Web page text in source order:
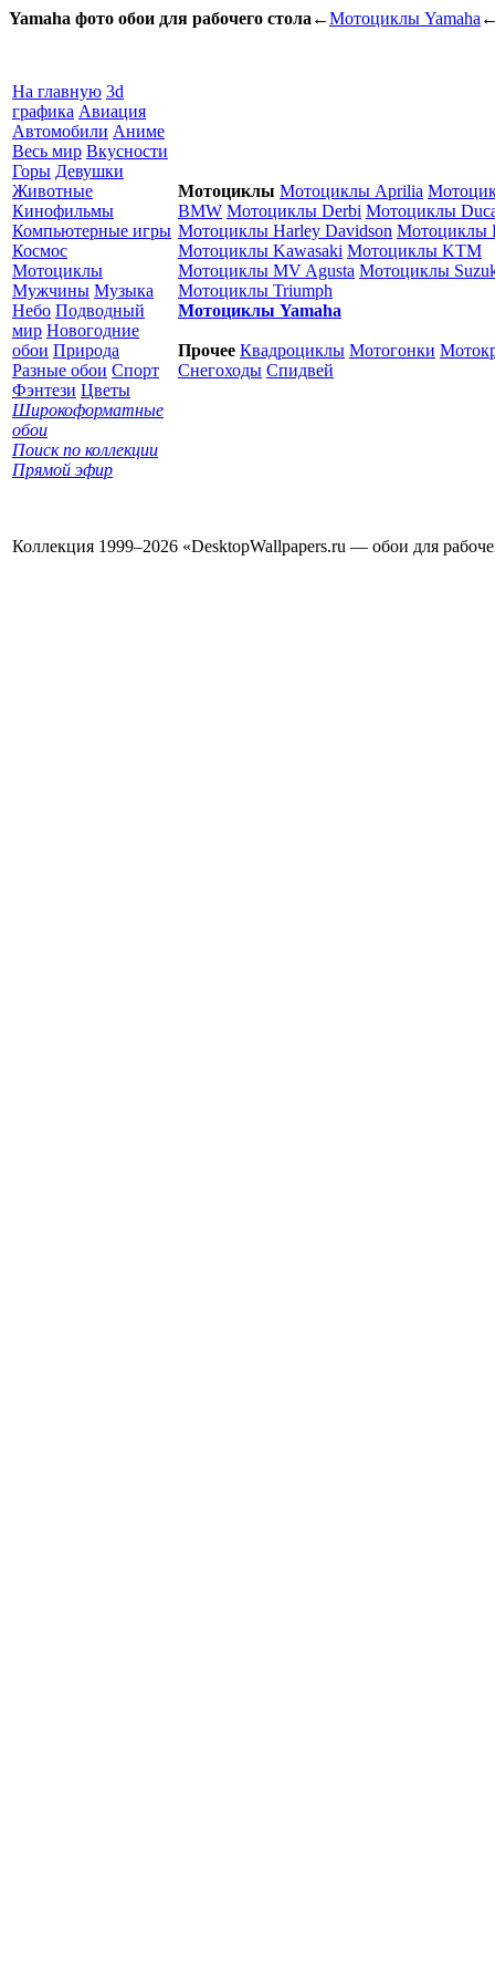
Yamaha фото обои для рабочего стола ←Мотоциклы Yamaha
На главную 3d
графика Авиация
Автомобили Аниме
Весь мир Вкусности
Горы Девушки
Животные
Кинофильмы
Компьютерные игры
Космос
Мотоциклы
Мужчины Музыка
Небо Подводный
мир Новогодние
обои Природа
Разные обои Спорт
Фэнтези Цветы
Широкоформатные
обои
Поиск по коллекции
Прямой эфир
Мотоциклы Мотоциклы Aprilia
BMW Мотоциклы Derbi Мотоциклы
Мотоциклы Harley Davidson Мотоциклы
Мотоциклы Kawasaki Мотоциклы KTM
Мотоциклы MV Agusta Мотоциклы
Мотоциклы Triumph
Мотоциклы Yamaha
Прочее Квадроциклы Мотогонки
Снегоходы Спидвей
Коллекция 1999–2026 «DesktopWallpapers.ru — обои для